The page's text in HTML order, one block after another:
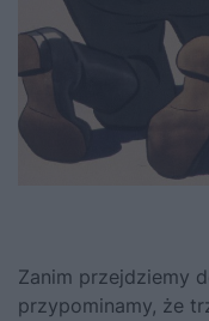
Zanim przejdziemy
przypominamy, że